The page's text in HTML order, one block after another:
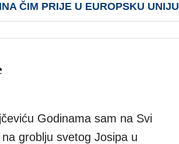
ČIM PRIJE U EUROPSKU
Godinama sam na Svi
groblju svetog Josipa u